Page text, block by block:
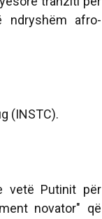
afro-
(INSTC).
vetë Putinit për
novator" që